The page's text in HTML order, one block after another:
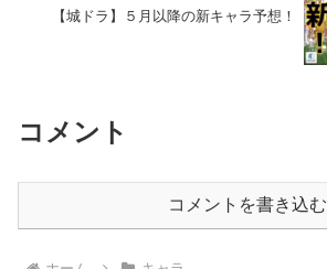
【城ドラ】５月以降の新キャラ予想！
コメント
コメントを書き込む